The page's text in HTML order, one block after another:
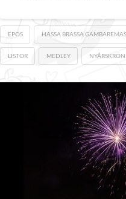
EPOS HASSA BRASSA
LISTOR MEDLEY